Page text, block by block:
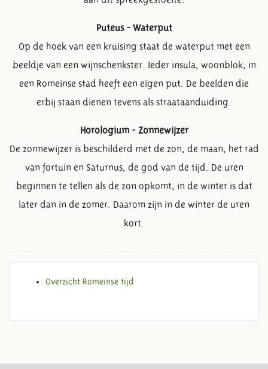
Puteus - Waterput
Op de hoek van een kruising staat de waterput met een
beeldje van een wijnschenkster. Ieder insula, woonblok, in
een Romeinse stad heeft een eigen put. De beelden die
erbij staan dienen tevens als straataanduiding.
Horologium - Zonnewijzer
De zonnewijzer is beschilderd met de zon, de maan, het rad
van fortuin en Saturnus, de god van de tijd. De uren
beginnen te tellen als de zon opkomt, in de winter is dat
later dan in de zomer. Daarom zijn in de winter de uren
kort.
Overzicht Romeinse tijd